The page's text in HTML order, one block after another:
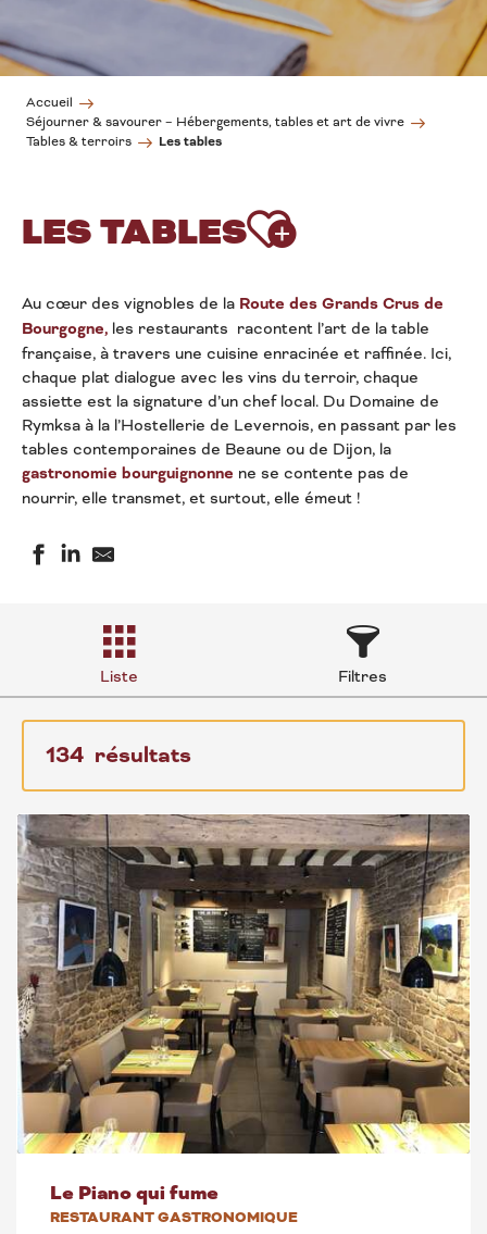
Accueil
Séjourner & savourer – Hébergements, tables et art de vivre
Tables & terroirs
Les tables
LES TABLESAjouter aux
Au cœur des vignobles de la Route des Grands Crus de
Bourgogne, les restaurants racontent l’art de la table
française, à travers une cuisine enracinée et raffinée. Ici,
chaque plat dialogue avec les vins du terroir, chaque
assiette est la signature d’un chef local. Du Domaine de
Rymksa à la l’Hostellerie de Levernois, en passant par les
tables contemporaines de Beaune ou de Dijon, la
gastronomie bourguignonne ne se contente pas de
nourrir, elle transmet, et surtout, elle émeut !
Liste Filtres
134 résultats
Le Piano qui fume
RESTAURANT GASTRONOMIQUE